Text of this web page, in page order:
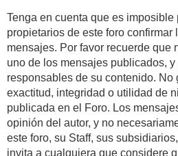
Tenga en cuenta que es imposible
propietarios de este foro confirmar
mensajes. Por favor recuerde que
uno de los mensajes publicados,
responsables de su contenido. No
exactitud, integridad o utilidad de
publicada en el Foro. Los
opinión del autor, y no
este foro, su Staff, sus
invita a cualquiera que considere